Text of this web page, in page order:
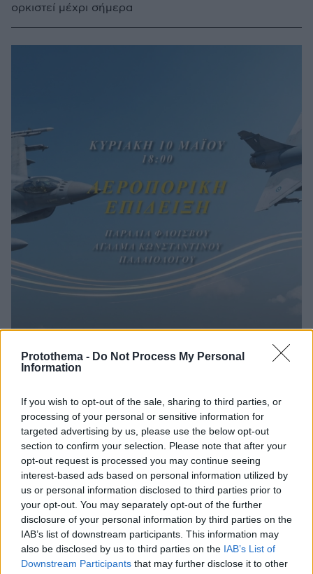
Protothema - Do Not Process My Personal
Information
If you wish to opt-out of the sale, sharing to third parties, or
processing of your personal or sensitive information for
targeted advertising by us, please use the below opt-out
section to confirm your selection. Please note that after your
opt-out request is processed you may continue seeing
interest-based ads based on personal information utilized by
us or personal information disclosed to third parties prior to
your opt-out. You may separately opt-out of the further
disclosure of your personal information by third parties on the
IAB’s list of downstream participants. This information may
also be disclosed by us to third parties on the IAB’s List of
Downstream Participants that may further disclose it to other
ορκιστεί μέχρι σήμερα
Σήμερα το απόγευμα η μεγάλη αεροπορική επίδειξη
Αεροπορίας
Οι πολίτες θα έχουν τη δυνατότητα να
παρακολουθήσουν ένα εντυπωσιακό πρόγραμμα
πτήσεων, που θα περιλαμβάνει τόσο σύγχρονα
μαχητικά αεροσκάφη όσο και ιστορικά μοντέλα
10.05.2026, 13:40 5